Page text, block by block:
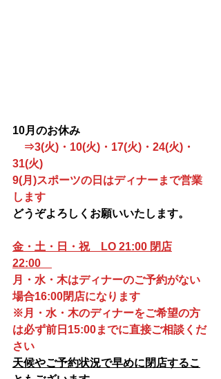
10月のお休み
⇒3(火)・10(火)・17(火)・24(火)・
31(火)
9(月)スポーツの日はディナーまで営業
します
どうぞよろしくお願いいたします。
金・土・日・祝　LO 21:00 閉店
22:00
月・水・木はディナーのご予約がない
場合16:00閉店になります
※月・水・木のディナーをご希望の方
は必ず前日15:00までに直接ご相談くだ
さい
天候やご予約状況で早めに閉店するこ